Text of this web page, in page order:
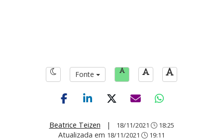
Fonte
Beatrice Teizen | 18/11/2021 18:25
Atualizada em 18/11/2021 19:11